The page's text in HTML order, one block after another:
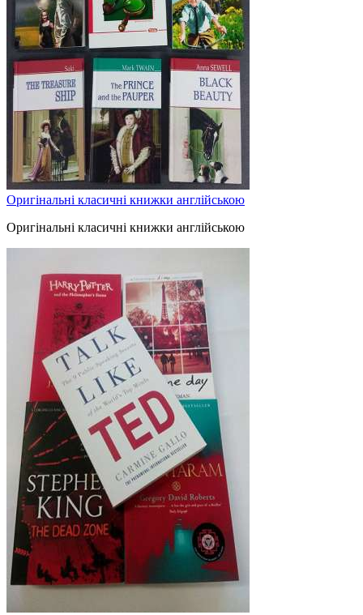
Оригінальні класичні книжки англійською
Оригінальні класичні книжки англійською